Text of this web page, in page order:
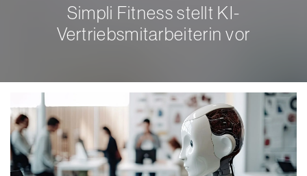
Simpli Fitness stellt KI-
Vertriebsmitarbeiterin vor